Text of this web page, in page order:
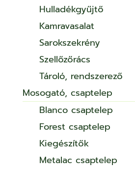
Hulladékgyűjtő
Kamravasalat
Sarokszekrény
Szellőzőrács
Tároló, rendszerező
Mosogató, csaptelep
Blanco csaptelep
Forest csaptelep
Kiegészítők
Metalac csaptelep